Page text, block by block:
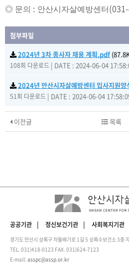
◎ 문의 : 안산시자살예방센터
첨부파일
2024년 3차 종사자 채용 계획.pdf
108회 다운로드 | DATE : 2024-06-04
2024년 안산시자살예방센터 입사지원
51회 다운로드 | DATE : 2024-06-04
이전글 목록
공공기관 | 정신보건기관 | 사회복지기관
경기도 안산시 상록구 차돌배기로 1길 5 상록수보건소 3층
TEL. 031)418-0123 FAX. 031)624-7123
E-mail: asspc@assp.or.kr